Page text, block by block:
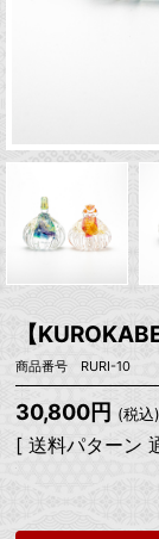
【
商品番号 RURI-10
30,800円 (税込)
[ 送料パターン